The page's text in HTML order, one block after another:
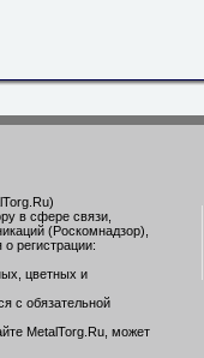
в сфере связи,
(Роскомнадзор),
регистрации:
цветных и
с обязательной
MetalTorg.Ru, может